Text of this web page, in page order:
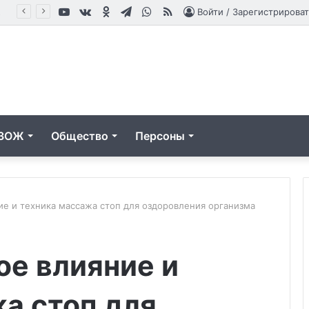
Войти /
RSS
WhatsApp
Telegram
Одноклассники
vk.com
YouTube
Общество Персоны
и техника массажа стоп для оздоровления организма
влияние и
эксплуатация
подогрева